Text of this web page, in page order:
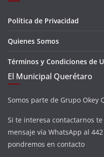
Política de Privacidad
Quienes Somos
Términos y Condiciones de
El Municipal Querétaro
Somos parte de Grupo Okey
Si te interesa contactarnos
mensaje vía WhatsApp al
pondremos en contacto